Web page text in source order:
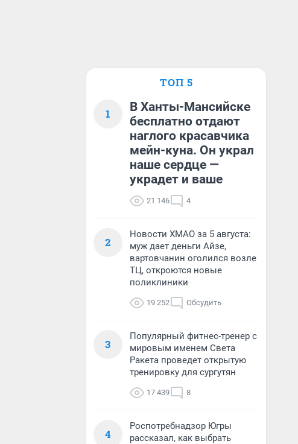
ТОП 5
1
В Ханты-Мансийске
бесплатно отдают
наглого красавчика
мейн-куна. Он украл
наше сердце —
украдет и ваше
21 146 4
2
Новости ХМАО за 5 августа:
муж дает деньги Айзе,
вартовчанин оголился возле
ТЦ, откроются новые
поликлиники
19 252 Обсудить
3
Популярный фитнес-тренер с
мировым именем Света
Ракета проведет открытую
тренировку для сургутян
17 439 8
4
Роспотребнадзор Югры
рассказал, как выбрать